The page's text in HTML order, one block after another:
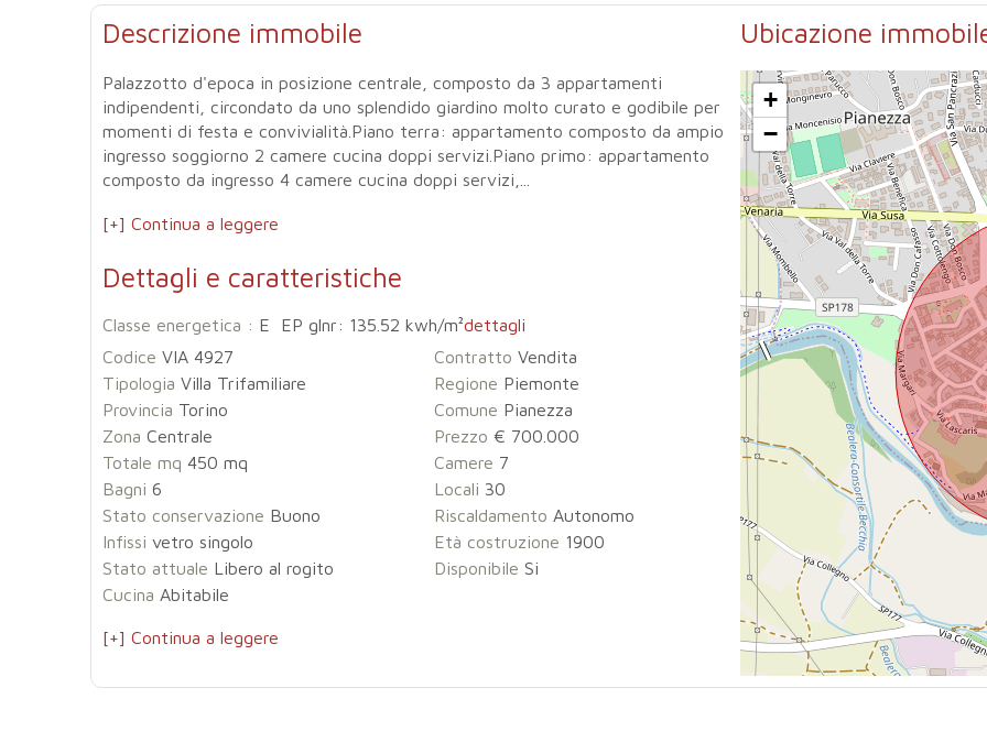
Descrizione immobile
Palazzotto d'epoca in posizione centrale, composto da 3 appartamenti
indipendenti, circondato da uno splendido giardino molto curato e godibile per
momenti di festa e convivialità.Piano terra: appartamento composto da ampio
ingresso soggiorno 2 camere cucina doppi servizi.Piano primo: appartamento
composto da ingresso 4 camere cucina doppi servizi,...
[+] Continua a leggere
Dettagli e caratteristiche
Classe energetica : E EP glnr: 135.52 kwh/m²dettagli
Codice VIA 4927 Contratto Vendita
Tipologia Villa Trifamiliare Regione Piemonte
Provincia Torino Comune Pianezza
Zona Centrale Prezzo € 700.000
Totale mq 450 mq Camere 7
Bagni 6 Locali 30
Stato conservazione Buono Riscaldamento Autonomo
Infissi vetro singolo Età costruzione 1900
Stato attuale Libero al rogito Disponibile Si
Cucina Abitabile
[+] Continua a leggere
Ubicazione
+
−